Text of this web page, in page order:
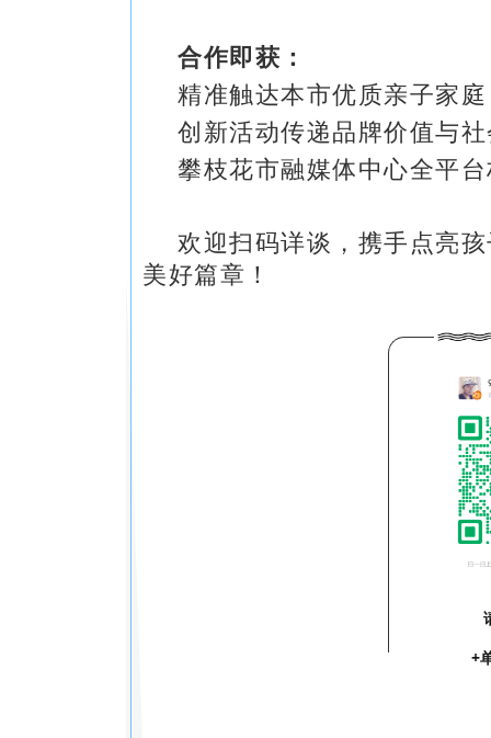
合作即获：
精准触达本市优质亲子家
创新活动传递品牌价值与
攀枝花市融媒体中心全平
欢迎扫码详谈，携手点亮
美好篇章！
+